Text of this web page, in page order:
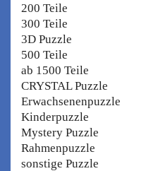
200 Teile
300 Teile
3D Puzzle
500 Teile
ab 1500 Teile
CRYSTAL Puzzle
Erwachsenenpuzzle
Kinderpuzzle
Mystery Puzzle
Rahmenpuzzle
sonstige Puzzle